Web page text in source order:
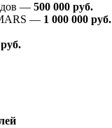
— 500 000 руб.
— 1 000 000 руб.